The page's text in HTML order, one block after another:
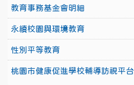
教育事務基金會明細
永續校園與環境教育
性別平等教育
桃園市健康促進學校輔導訪視平台